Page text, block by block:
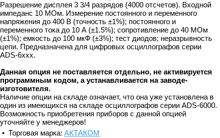
Разрешение дисплея 3 3/4 разрядов (4000 отсчетов). Входной
импеданс 10 МОм. Измерение постоянного и переменного
напряжения до 400 В (точность ±1%); постоянного и
переменного тока до 10 А (±1.5%); сопротивление до 40 МОм
(±1%); емкость до 100 мкФ (±3%); тест диодов; неразрывность
цепи. Предназначена для цифровых осциллографов серии
ADS-6xxx.
Данная опция не поставляется отдельно, не активируется
программным кодом, а устанавливается на заводе-
изготовителя.
Наличие опции на складе означает, что она уже установлена в
один из имеющихся на складе осциллографов серии ADS-6000.
Возможность приобретения приборов с данной опцией
уточняйте у менеджеров!
• Торговая марка: АКТАКОМ